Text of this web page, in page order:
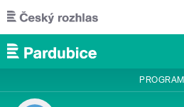
Přejít k hlavnímu obsahu
PROGRAM